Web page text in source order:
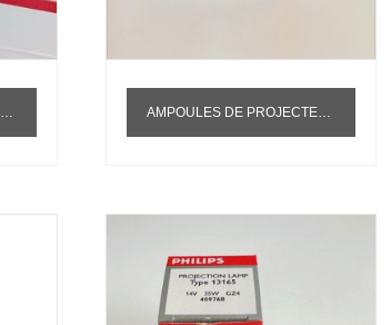
AMPOULES DE PROJECTEUR DE MICROSCOPE DE PERLES DE TUNGSTÈNE D'HALOGÈNE DE SOURCE LUMINEUSE DE PERLES DE PHILIPS 12V10W G4